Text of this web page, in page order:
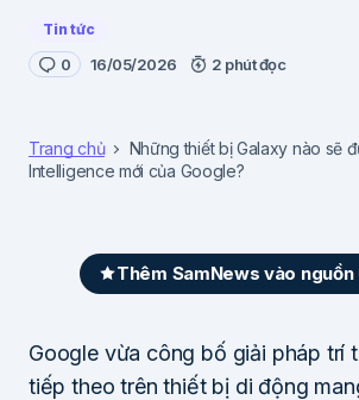
Tin tức
0 16/05/2026 2 phút đọc
Trang chủ
Những thiết bị Galaxy nào sẽ
Intelligence mới của Google?
Thêm SamNews vào
Google vừa công bố giải pháp trí
tiếp theo trên thiết bị di động